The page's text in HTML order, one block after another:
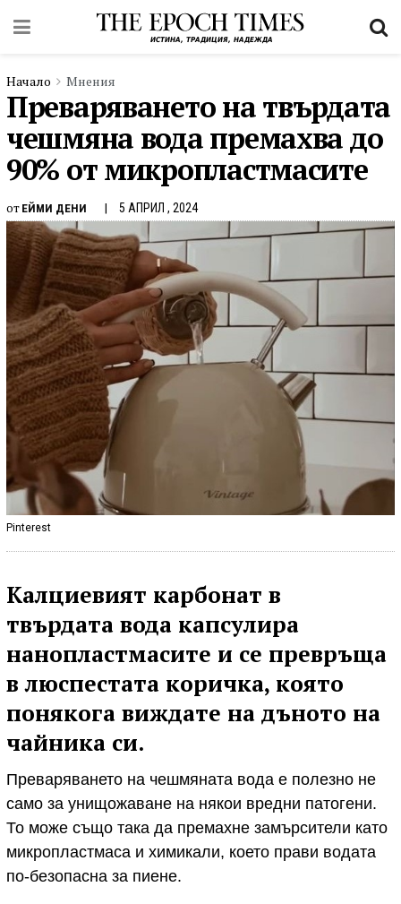
Начало Мнения
Преваряването на твърдата
чешмяна вода премахва до
90% от микропластмасите
от ЕЙМИ ДЕНИ 5 АПРИЛ , 2024
Pinterest
Калциевият карбонат в
твърдата вода капсулира
нанопластмасите и се превръща
в люспестата коричка, която
понякога виждате на дъното на
чайника си.
Преваряването на чешмяната вода е полезно не
само за унищожаване на някои вредни патогени.
То може също така да премахне замърсители като
микропластмаса и химикали, което прави водата
по-безопасна за пиене.